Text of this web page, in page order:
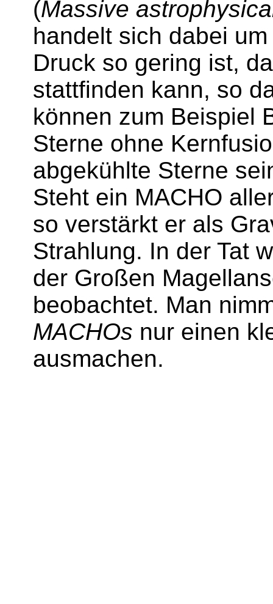
(Massive
handelt sich dabei
Druck so gering ist,
stattfinden kann, so
können zum Beispiel
Sterne ohne
abgekühlte Sterne
Steht ein MACHO
so verstärkt er als
Strahlung. In der Tat
der Großen
beobachtet. Man
MACHOs nur einen
ausmachen.